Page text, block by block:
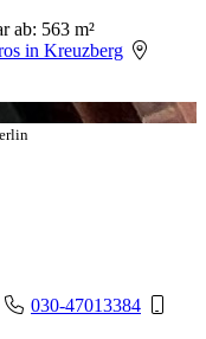
ab: 563 m²
in Kreuzberg
030-47013384